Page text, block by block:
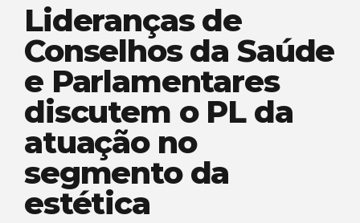
Lideranças de
Conselhos da Saúde
e Parlamentares
discutem o PL da
atuação no
segmento da
estética